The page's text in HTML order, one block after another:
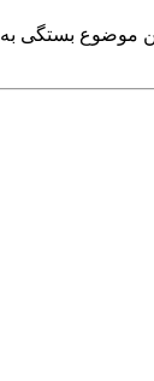
موضوع بستگی به